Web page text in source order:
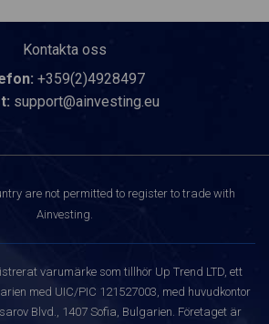
Kontakta oss
+359(2)4928497
support@ainvesting.eu
are not permitted to register to trade with
Ainvesting.
varumärke som tillhör Up Trend LTD, ett
med UIC/PIC 121527003, med huvudkontor
Blvd., 1407 Sofia, Bulgarien. Företaget är